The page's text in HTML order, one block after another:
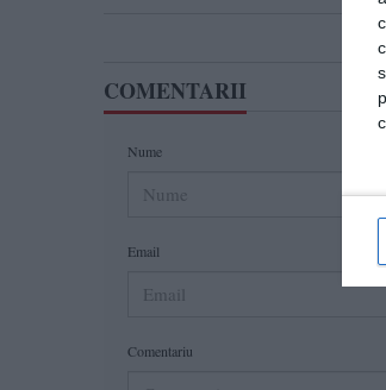
COMENTARII
Nume
Email
Comentariu